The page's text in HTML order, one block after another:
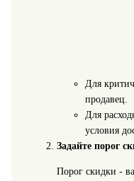
Для
продавец.
Для
условия
Задайте порог
Порог скидки -